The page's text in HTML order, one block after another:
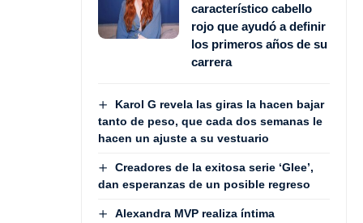
característico cabello
rojo que ayudó a definir
los primeros años de su
carrera
Karol G revela las giras la hacen bajar
tanto de peso, que cada dos semanas le
hacen un ajuste a su vestuario
Creadores de la exitosa serie ‘Glee’,
dan esperanzas de un posible regreso
Alexandra MVP realiza íntima